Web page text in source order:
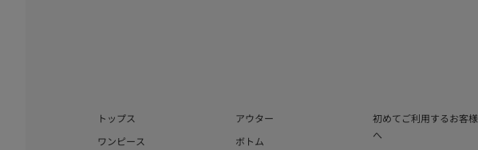
トップス
アウター
ワンピース
ボトム
初めてご利用するお客様
へ